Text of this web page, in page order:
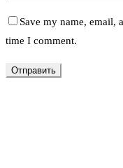
Save my name, email,
time I comment.